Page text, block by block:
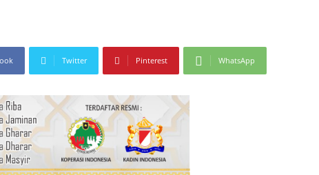
Twitter Pinterest WhatsApp